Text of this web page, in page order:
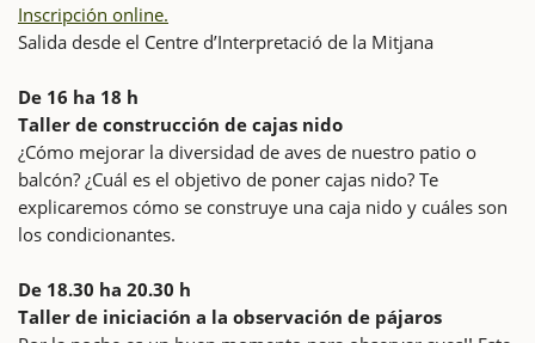
Inscripción online.
Salida desde el Centre d’Interpretació de la Mitjana
De 16 ha 18 h
Taller de construcción de cajas nido
¿Cómo mejorar la diversidad de aves de nuestro patio o
balcón? ¿Cuál es el objetivo de poner cajas nido? Te
explicaremos cómo se construye una caja nido y cuáles son
los condicionantes.
De 18.30 ha 20.30 h
Taller de iniciación a la observación de pájaros